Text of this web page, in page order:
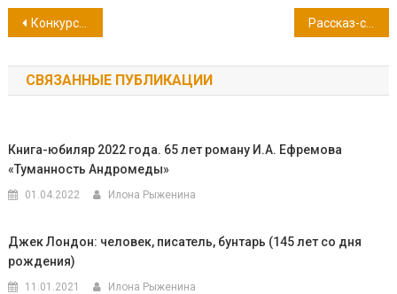
Навигация
по
записям
Конкурс детского рисунка «Моя Страна. Мои Герои» Рассказ-сказка «Левша» Николая Лескова
СВЯЗАННЫЕ ПУБЛИКАЦИИ
Книга-юбиляр 2022 года. 65 лет роману И.А. Ефремова
«Туманность Андромеды»
01.04.2022 Илона Рыженина
Джек Лондон: человек, писатель, бунтарь (145 лет со дня
рождения)
11.01.2021 Илона Рыженина